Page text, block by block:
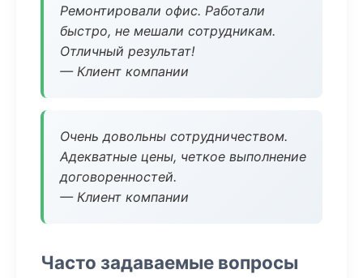
Ремонтировали офис. Работали
быстро, не мешали сотрудникам.
Отличный результат!
— Клиент компании
Очень довольны сотрудничеством.
Адекватные цены, четкое выполнение
договоренностей.
— Клиент компании
Часто задаваемые вопросы